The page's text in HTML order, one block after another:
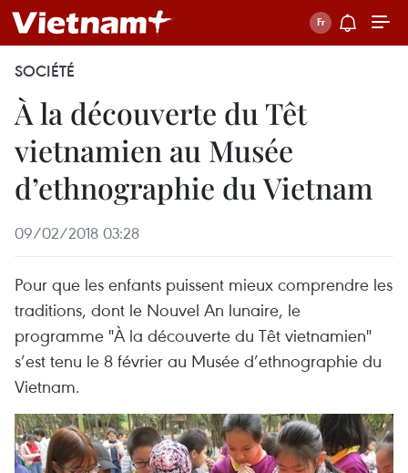
SOCIÉTÉ
À la découverte du Têt
vietnamien au Musée
d’ethnographie du Vietnam
09/02/2018 03:28
Pour que les enfants puissent mieux comprendre les
traditions, dont le Nouvel An lunaire, le
programme "À la découverte du Têt vietnamien"
s’est tenu le 8 février au Musée d’ethnographie du
Vietnam.